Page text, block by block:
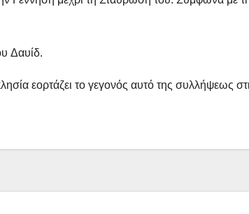
Δαυίδ.
εορτάζει το γεγονός αυτό της συλλήψεως